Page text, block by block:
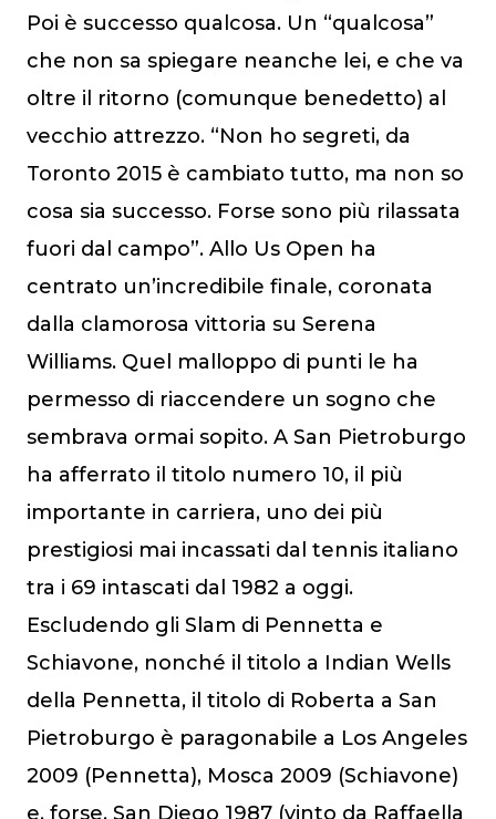
Poi è successo qualcosa. Un “qualcosa”
che non sa spiegare neanche lei, e che va
oltre il ritorno (comunque benedetto) al
vecchio attrezzo. “Non ho segreti, da
Toronto 2015 è cambiato tutto, ma non so
cosa sia successo. Forse sono più rilassata
fuori dal campo”. Allo Us Open ha
centrato un’incredibile finale, coronata
dalla clamorosa vittoria su Serena
Williams. Quel malloppo di punti le ha
permesso di riaccendere un sogno che
sembrava ormai sopito. A San Pietroburgo
ha afferrato il titolo numero 10, il più
importante in carriera, uno dei più
prestigiosi mai incassati dal tennis italiano
tra i 69 intascati dal 1982 a oggi.
Escludendo gli Slam di Pennetta e
Schiavone, nonché il titolo a Indian Wells
della Pennetta, il titolo di Roberta a San
Pietroburgo è paragonabile a Los Angeles
2009 (Pennetta), Mosca 2009 (Schiavone)
e, forse, San Diego 1987 (vinto da Raffaella